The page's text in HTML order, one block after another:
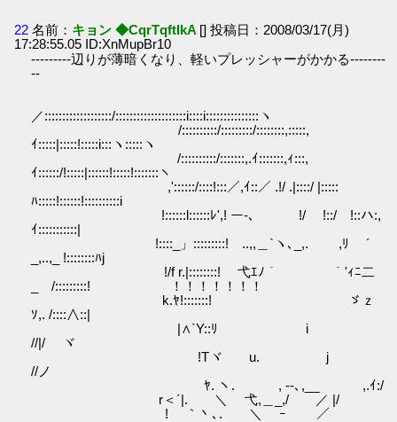
22 名前： キョン ◆CqrTqftIkA [] 投稿日：2008/03/17(月)
17:28:55.05 ID:XnMupBr10
---------辺りが薄暗くなり、軽いプレッシャーがかかる--------
--
／:::::::::::::::::::/::::::::::::::::::::i::::i:::::::::::::::ヽ
/::::::::::/:::::::::/::::::::,:::::,
ｲ:::::|:::::!:::::i:::ヽ:::::ヽ
/::::::::::/:::::::,.ｲ:::::::,ｨ:::,
ｲ::::::/!:::::|::::::!:::::!:::::::ヽ
,'::::::/::::!:::／,ｲ::／ .!/ .|::::/ |:::::
ﾊ:::::!::::::!::::::::::i
!::::::l::::::ﾚ',! ー-､ !/ !::/ !::ハ:,
ｲ:::::::::::|
!::::_」:::::::::! ..,,＿`ヽ､_,. ,ﾘ ´
_,..,_ !::::::::ﾊj
!/f r.|::::::::! 弋ｴﾉ｀ ｀'ｨﾆ二
_ /:::::::::! ！！！！！！！
k.ﾔ!:::::::! ゞｚ
ｿ,. /::::∧::|
|∧`Y::ﾘ i
//|/ ヾ
!Tヾ u. j
//ノ
ﾔ. ヽ. , ‐-､,__ ,.ｲ:/
r＜´|. ＼ 弋,＿_,/ ／ |/
! ｀丶､. ＼ ｰ ／